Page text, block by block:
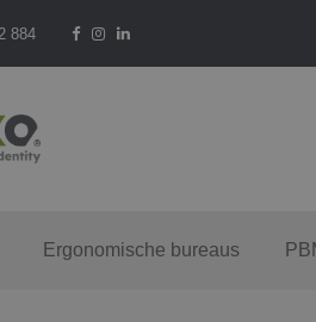
884
Ergonomische bureaus